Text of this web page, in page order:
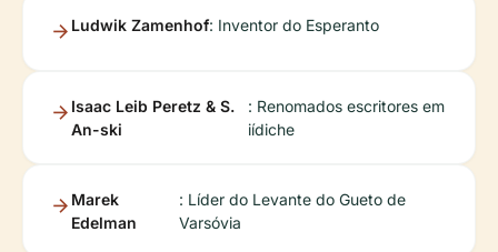
Ludwik Zamenhof: Inventor do Esperanto
Isaac Leib Peretz & S.
An-ski
: Renomados escritores em
iídiche
Marek
Edelman
: Líder do Levante do Gueto de
Varsóvia